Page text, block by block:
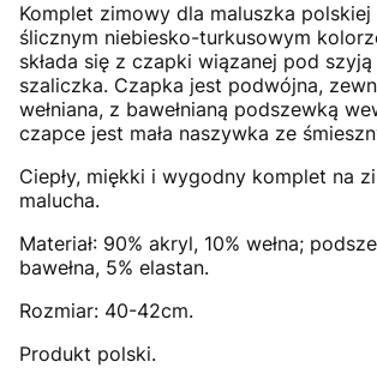
Komplet zimowy dla maluszka
ślicznym niebiesko-turkusowym
składa się z czapki wiązanej pod szyją
szaliczka. Czapka jest podwójna,
wełniana, z bawełnianą podszewką
czapce jest mała naszywka ze
Ciepły, miękki i wygodny komplet na
malucha.
Materiał: 90% akryl, 10% wełna;
bawełna, 5% elastan.
Rozmiar: 40-42cm.
Produkt polski.